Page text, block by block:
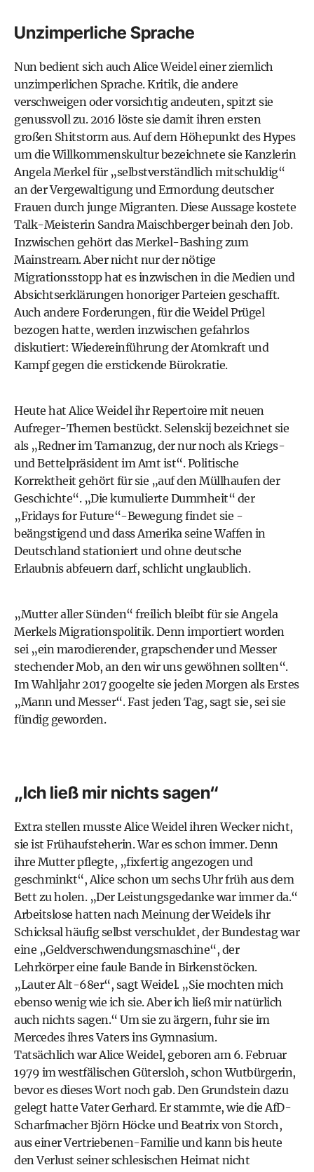
Unzimperliche Sprache
Nun bedient sich auch Alice Weidel einer ziemlich
unzimperlichen Sprache. Kritik, die andere
verschweigen oder vorsichtig andeuten, spitzt sie
genussvoll zu. 2016 löste sie damit ihren ersten
großen Shitstorm aus. Auf dem Höhepunkt des Hypes
um die Willkommenskultur bezeichnete sie Kanzlerin
Angela Merkel für „selbstverständlich mitschuldig“
an der Vergewaltigung und Ermordung deutscher
Frauen durch junge Migranten. Diese Aussage kostete
Talk-Meisterin Sandra Maischberger beinah den Job.
Inzwischen gehört das Merkel-Bashing zum
Mainstream. Aber nicht nur der nötige
Migrationsstopp hat es inzwischen in die Medien und
Absichtserklärungen honoriger Parteien geschafft.
Auch andere Forderungen, für die Weidel Prügel
bezogen hatte, werden inzwischen gefahrlos
diskutiert: Wiedereinführung der Atomkraft und
Kampf gegen die erstickende Bürokratie.
Heute hat Alice Weidel ihr Repertoire mit neuen
Aufreger-Themen bestückt. Selenskij bezeichnet sie
als „Redner im Tarnanzug, der nur noch als Kriegs-
und Bettelpräsident im Amt ist“. Politische
Korrektheit gehört für sie „auf den Müllhaufen der
Geschichte“. „Die ­kumulierte ­Dummheit“ der
„Fridays for ­Future“-Bewegung findet sie ­
beängstigend und dass Amerika seine Waffen in
Deutschland stationiert und ohne deutsche
Erlaubnis ­abfeuern darf, schlicht unglaublich.
„Mutter aller Sünden“ freilich bleibt für sie Angela
Merkels Migrationspolitik. Denn importiert worden
sei „ein marodierender, grapschender und Messer
stechender Mob, an den wir uns gewöhnen sollten“.
Im Wahljahr 2017 googelte sie jeden Morgen als Erstes
„Mann und Messer“. Fast jeden Tag, sagt sie, sei sie
fündig geworden.
„Ich ließ mir nichts sagen“
Extra stellen musste Alice Weidel ihren Wecker nicht,
sie ist Frühaufsteherin. War es schon immer. Denn
ihre Mutter pflegte, „fixfertig angezogen und
geschminkt“, Alice schon um sechs Uhr früh aus dem
Bett zu holen. „Der Leistungsgedanke war immer da.“
Arbeitslose hatten nach Meinung der Weidels ihr
Schicksal häufig selbst verschuldet, der Bundestag war
eine „Geldverschwendungsmaschine“, der
Lehrkörper eine faule Bande in Birkenstöcken.
„Lauter Alt-68er“, sagt Weidel. „Sie mochten mich
ebenso wenig wie ich sie. Aber ich ließ mir natürlich
auch nichts sagen.“ Um sie zu ärgern, fuhr sie im
Mercedes ihres Vaters ins Gymnasium.
Tatsächlich war Alice Weidel, geboren am 6. Februar
1979 im westfälischen Gütersloh, schon Wutbürgerin,
bevor es dieses Wort noch gab. Den Grundstein dazu
gelegt hatte Vater Gerhard. Er stammte, wie die AfD-
Scharfmacher Björn Höcke und Beatrix von Storch,
aus einer Vertriebenen-Familie und kann bis heute
den Verlust seiner schlesischen Heimat nicht